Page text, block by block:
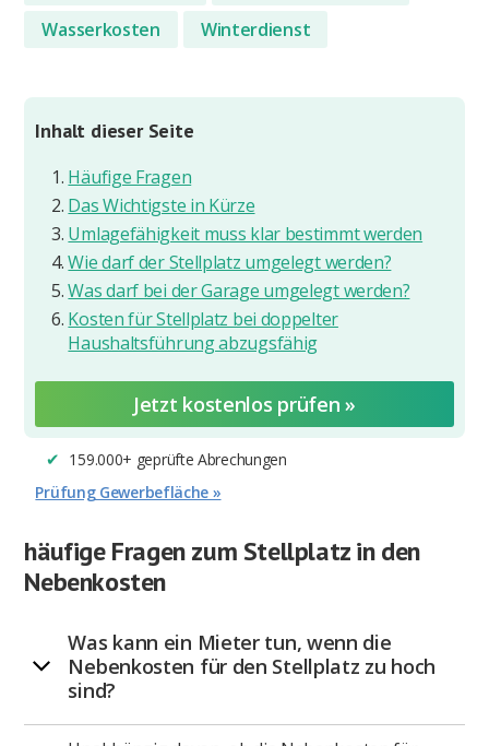
Wasserkosten Winterdienst
Inhalt dieser Seite
Häufige Fragen
Das Wichtigste in Kürze
Umlagefähigkeit muss klar bestimmt werden
Wie darf der Stellplatz umgelegt werden?
Was darf bei der Garage umgelegt werden?
Kosten für Stellplatz bei doppelter
Haushaltsführung abzugsfähig
Jetzt kostenlos prüfen »
✔︎
159.000+ geprüfte Abrechungen
Prüfung Gewerbefläche »
häufige Fragen zum Stellplatz in den
Nebenkosten
Was kann ein Mieter tun, wenn die
Nebenkosten für den Stellplatz zu hoch
sind?